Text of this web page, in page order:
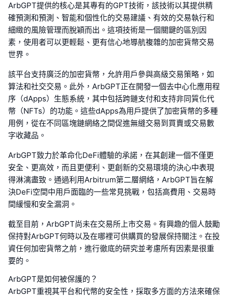
ArbGPT提供的核心是其專有的GPT技術，該技術以其提供精
確預測和預測、智能和個性化的交易建議、有效的交易執行和
細緻的風險管理而脫穎而出。這項技術是一個關鍵的區別因
素，使用者可以更輕鬆、更有信心地導航複雜的加密貨幣交易
世界。
該平台支持廣泛的加密貨幣，允許用戶參與高級交易策略，如
算法和社交交易。此外，ArbGPT正在開發一個去中心化應用程
序（dApps）生態系統，其中包括跨鏈支付和支持非同質化代
幣（NFTs）的功能。這些dApps為用戶提供了加密貨幣的多種
用例，從在不同區塊鏈網絡之間促進無縫交易到買賣或交易數
字收藏品。
ArbGPT致力於革命化DeFi體驗的承諾，在其創建一個不僅更
安全、更高效，而且更便利、更創新的交易環境的決心中表現
得淋漓盡致。通過利用Arbitrum第二層網絡，ArbGPT旨在解
決DeFi空間中用戶面臨的一些常見挑戰，包括高費用、交易時
間緩慢和安全漏洞。
截至目前，ArbGPT尚未在交易所上市交易。有興趣的個人鼓勵
保持對ArbGPT何時以及在哪裡可供購買的發展保持關注。在投
資任何加密貨幣之前，進行徹底的研究並考慮所有因素是很重
要的。
ArbGPT是如何被保護的？
ArbGPT重視其平台和代幣的安全性，採取多方面的方法來確保